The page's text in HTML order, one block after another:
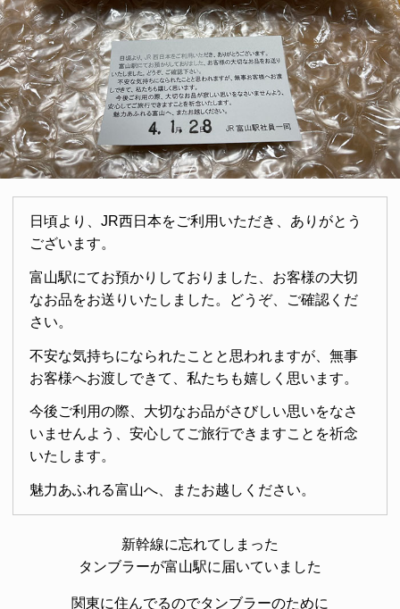
日頃より、JR西日本をご利用いただき、ありがとう
ございます。
富山駅にてお預かりしておりました、お客様の大切
なお品をお送りいたしました。どうぞ、ご確認くだ
さい。
不安な気持ちになられたことと思われますが、無事
お客様へお渡しできて、私たちも嬉しく思います。
今後ご利用の際、大切なお品がさびしい思いをなさ
いませんよう、安心してご旅行できますことを祈念
いたします。
魅力あふれる富山へ、またお越しください。
新幹線に忘れてしまった
タンブラーが富山駅に届いていました
関東に住んでるのでタンブラーのために